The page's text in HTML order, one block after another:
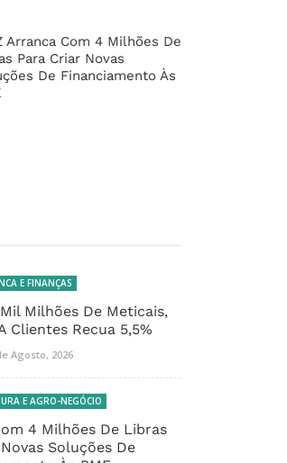
Arranca Com 4 Milhões De
Para Criar Novas
De Financiamento Às
E FINANÇAS
Milhões De Meticais,
Clientes Recua 5,5%
Agosto, 2026
E AGRO-NEGÓCIO
4 Milhões De Libras
Soluções De